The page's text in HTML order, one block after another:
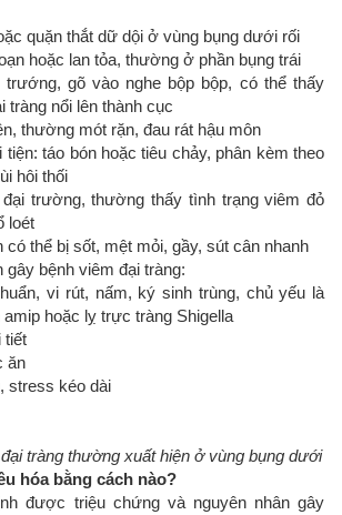
quặn thắt dữ dội ở vùng bụng dưới rối
hoặc lan tỏa, thường ở phần bụng trái
trướng, gõ vào nghe bộp bộp, có thể thấy
tràng nổi lên thành cục
thường mót rặn, đau rát hậu môn
tiện: táo bón hoặc tiêu chảy, phân kèm theo
hôi thối
đại trường, thường thấy tình trạng viêm đỏ
loét
có thể bị sốt, mệt mỏi, gầy, sút cân nhanh
gây bệnh viêm đại tràng:
vi rút, nấm, ký sinh trùng, chủ yếu là
amip hoặc lỵ trực tràng Shigella
tiết
ăn
stress kéo dài
tràng thường xuất hiện ở vùng bụng dưới
hóa bằng cách nào?
được triệu chứng và nguyên nhân gây